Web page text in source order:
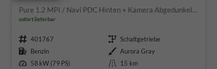
Pure 1.2 MPI / Navi PDC Hinten + Kamera Abgedunkelte Scheiben Tempomat Alu 16"
sofort lieferbar
Fahrzeugnr. 401767 Getriebe Schaltgetriebe
Kraftstoff Benzin Außenfarbe Aurora Gray
Leistung 58 kW (79 PS) Kilometerstand 15 km